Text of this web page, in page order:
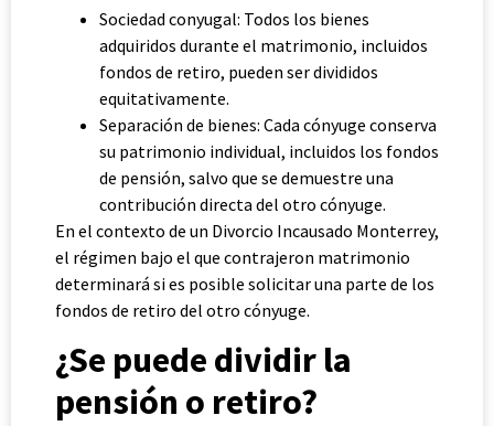
Sociedad conyugal: Todos los bienes
adquiridos durante el matrimonio, incluidos
fondos de retiro, pueden ser divididos
equitativamente.
Separación de bienes: Cada cónyuge conserva
su patrimonio individual, incluidos los fondos
de pensión, salvo que se demuestre una
contribución directa del otro cónyuge.
En el contexto de un Divorcio Incausado Monterrey,
el régimen bajo el que contrajeron matrimonio
determinará si es posible solicitar una parte de los
fondos de retiro del otro cónyuge.
¿Se puede dividir la
pensión o retiro?